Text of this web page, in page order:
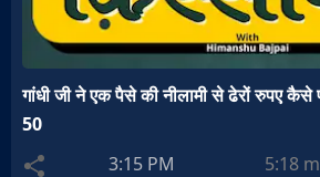
गांधी जी ने एक पैसे की नीलामी से ढेरों रुपए कैसे
50
3:15 PM
5:18